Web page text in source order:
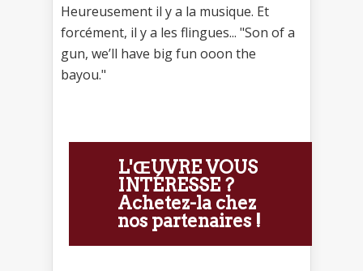
Heureusement il y a la musique. Et
forcément, il y a les flingues... "Son of a
gun, we’ll have big fun ooon the
bayou."
L'ŒUVRE VOUS
INTÉRESSE ?
Achetez-la chez
nos partenaires !